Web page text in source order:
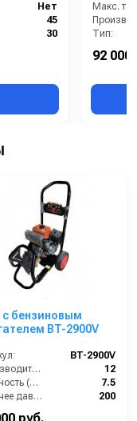
Нет
45
30
Тип:
Вес, кг:
92 000
бензиновым
BT-2900V
BT-2900V
Производительность (л/мин):
12
Мощность (л.с.):
7.5
Рабочее давление (бар):
200
Обороты двигателя (об/мин):